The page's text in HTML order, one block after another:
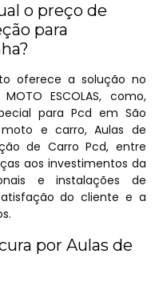
o preço de
para
oferece a solução no
ESCOLAS, como,
para Pcd em São
moto e carro, Aulas de
de Carro Pcd, entre
aos investimentos da
e instalações de
do cliente e a
por Aulas de